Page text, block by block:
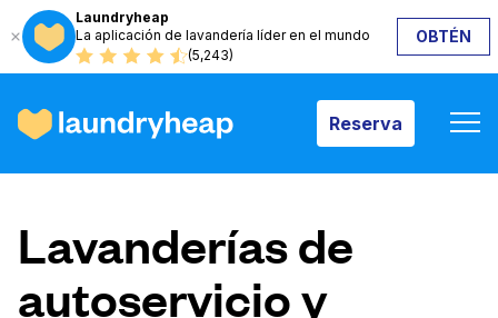
Laundryheap
La aplicación de lavandería líder en el mundo
(5,243)
OBTÉN
Reserva
Reserva
Cómo funciona
Precios y servicios
Lavanderías de
autoservicio y